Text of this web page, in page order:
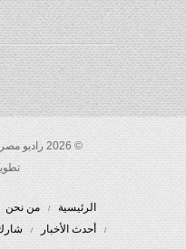
© 2026
الرئيسية من نحن
أحدث الأخبار